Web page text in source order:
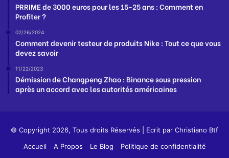
PRRIME de 3000 euros pour les 15-25 ans : Comment en
Profiter ?
02/26/2024
Comment devenir testeur de produits Nike : Tout ce que vous
devez savoir
11/22/2023
Démission de Changpeng Zhao : Binance sous pression
après un accord avec les autorités américaines
© Copyright 2026, Tous droits Réservés | Ecrit par Christiano Btf
Accueil
A Propos Le Blog Politique de confidentialité